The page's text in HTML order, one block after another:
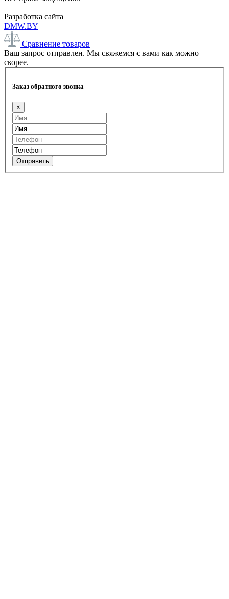
Разработка сайта
DMW.BY
Сравнение товаров
Ваш запрос отправлен. Мы свяжемся с вами как можно
скорее.
Заказ обратного звонка
×
Отправить